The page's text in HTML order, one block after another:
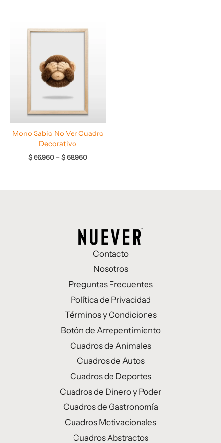
Mono Sabio No Ver Cuadro
Decorativo
$66.960 –$68.960
de
Contacto
Nosotros
Preguntas Frecuentes
Política de Privacidad
Términos y Condiciones
Botón de Arrepentimiento
Cuadros de Animales
Cuadros de Autos
Cuadros de Deportes
Cuadros de Dinero y Poder
Cuadros de Gastronomía
Cuadros Motivacionales
Cuadros Abstractos